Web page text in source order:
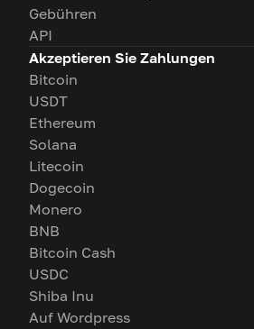
Gebühren
API
Akzeptieren Sie Zahlungen
Bitcoin
USDT
Ethereum
Solana
Litecoin
Dogecoin
Monero
BNB
Bitcoin Cash
USDC
Shiba Inu
Auf Wordpress